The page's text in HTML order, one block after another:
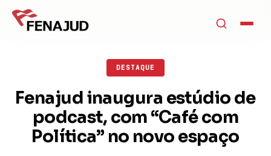
DESTAQUE
Fenajud inaugura estúdio de
podcast, com “Café com
Política” no novo espaço